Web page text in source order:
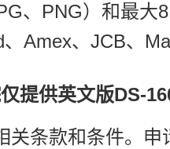
、PNG）和最大
Amex、JCB、
提供英文版DS-
条款和条件。